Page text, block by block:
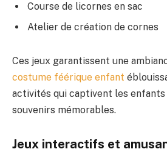
Course de licornes en sac
Atelier de création de cornes
Ces jeux garantissent une
costume féérique enfant
activités qui captivent les enfants
souvenirs mémorables.
Jeux interactifs et